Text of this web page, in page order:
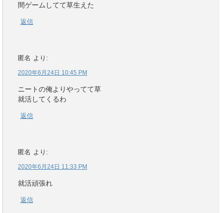
間ゲームしてて草生えた
返信
匿名 より:
2020年6月24日 10:45 PM
ニートの俺よりやってて草
就活してくるわ
返信
匿名 より:
2020年6月24日 11:33 PM
就活頑張れ
返信